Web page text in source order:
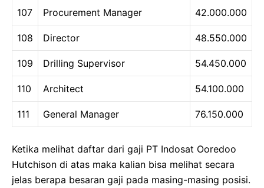
107 Procurement Manager 42.000.000
108 Director 48.550.000
109 Drilling Supervisor 54.450.000
110 Architect 54.100.000
111 General Manager 76.150.000
Ketika melihat daftar dari gaji PT Indosat Ooredoo
Hutchison di atas maka kalian bisa melihat secara
jelas berapa besaran gaji pada masing-masing posisi.